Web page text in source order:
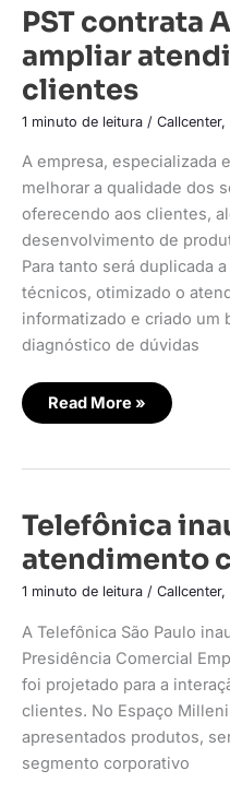
PST contrata
ampliar
clientes
1 minuto de leitura / Callcenter,
A empresa, especializada
melhorar a qualidade dos
oferecendo aos clientes,
desenvolvimento de
Para tanto será duplicada
técnicos, otimizado o
informatizado e criado um
diagnóstico de dúvidas
PST
contrata
Atento
para
ampliar
atendimento
a
clientes
Read More »
Telefônica
atendimento
1 minuto de leitura / Callcenter,
A Telefônica São Paulo
Presidência Comercial
foi projetado para a
clientes. No Espaço
apresentados produtos,
segmento corporativo
Telefônica
inaugura
para
atendimento
corporativo